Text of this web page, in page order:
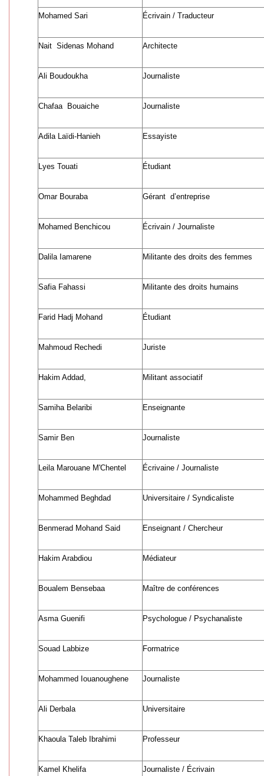
Mohamed Sari Écrivain / Traducteur
Nait Sidenas Mohand Architecte
Ali Boudoukha Journaliste
Chafaa Bouaiche Journaliste
Adila Laïdi-Hanieh Essayiste
Lyes Touati Étudiant
Omar Bouraba Gérant d’entreprise
Mohamed Benchicou Écrivain / Journaliste
Dalila Iamarene Militante des droits des femmes
Safia Fahassi Militante des droits humains
Farid Hadj Mohand Étudiant
Mahmoud Rechedi Juriste
Hakim Addad, Militant associatif
Samiha Belaribi Enseignante
Samir Ben Journaliste
Leila Marouane M'Chentel Écrivaine / Journaliste
Mohammed Beghdad Universitaire / Syndicaliste
Benmerad Mohand Said Enseignant / Chercheur
Hakim Arabdiou Médiateur
Boualem Bensebaa Maître de conférences
Asma Guenifi Psychologue / Psychanaliste
Souad Labbize Formatrice
Mohammed Iouanoughene Journaliste
Ali Derbala Universitaire
Khaoula Taleb Ibrahimi Professeur
Kamel Khelifa Journaliste / Écrivain